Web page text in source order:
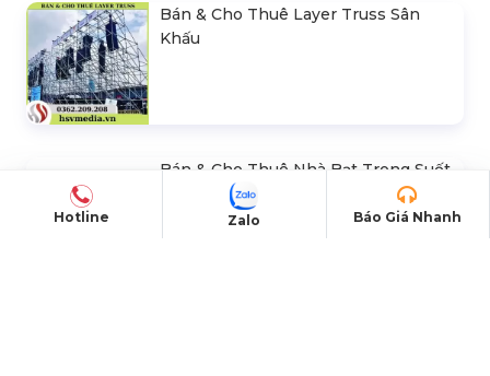
Bán & Cho Thuê Layer Truss Sân
Khấu
Bán & Cho Thuê Nhà Bạt Trong Suốt
Hotline Báo Giá Nhanh
Zalo